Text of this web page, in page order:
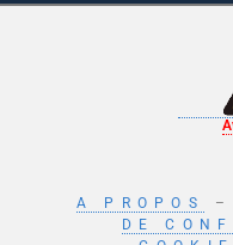
A PROPOS
DE